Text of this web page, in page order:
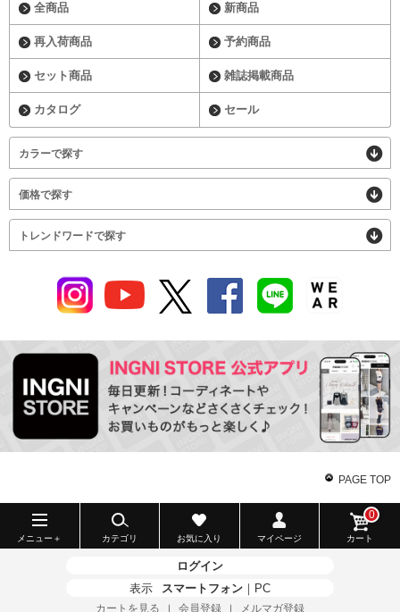
全商品 新商品
再入荷商品 予約商品
セット商品 雑誌掲載商品
カタログ セール
カラーで探す
価格で探す
トレンドワードで探す
PAGE TOP
メニュー＋ カテゴリ お気に入り マイページ カート
0
ログイン
表示
スマートフォン ｜ PC
カートを見る ｜ 会員登録 ｜ メルマガ登録